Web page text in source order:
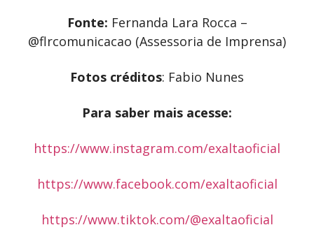
Fonte: Fernanda Lara Rocca –
@flrcomunicacao (Assessoria de Imprensa)
Fotos créditos: Fabio Nunes
Para saber mais acesse:
https://www.instagram.com/exaltaoficial
https://www.facebook.com/exaltaoficial
https://www.tiktok.com/@exaltaoficial